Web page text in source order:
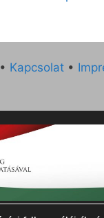
• Kapcsolat •
hetilap 2014.